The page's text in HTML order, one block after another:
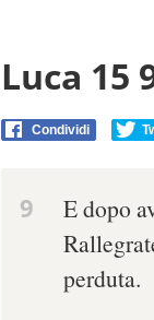
Luca 15
Condividi
9
E dopo
perduta.